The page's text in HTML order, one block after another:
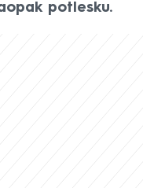
potlesku.